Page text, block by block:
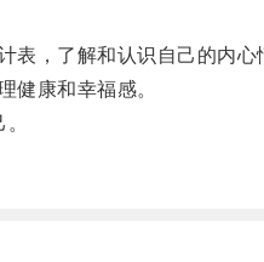
，了解和认识自己的内心
康和幸福感。